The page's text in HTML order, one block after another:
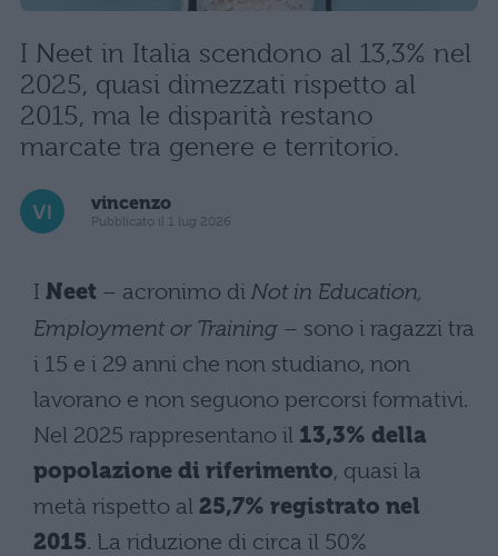
I Neet in Italia scendono al 13,3% nel
2025, quasi dimezzati rispetto al
2015, ma le disparità restano
marcate tra genere e territorio.
vincenzo
Pubblicato il 1 lug 2026
I Neet – acronimo di Not in Education,
Employment or Training – sono i ragazzi tra
i 15 e i 29 anni che non studiano, non
lavorano e non seguono percorsi formativi.
Nel 2025 rappresentano il 13,3% della
popolazione di riferimento, quasi la
metà rispetto al 25,7% registrato nel
2015. La riduzione di circa il 50%